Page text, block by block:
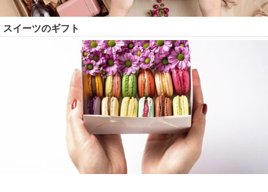
スイーツのギフト